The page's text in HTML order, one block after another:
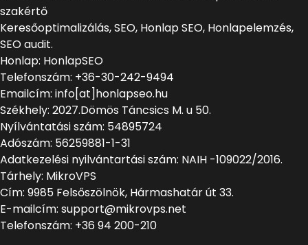
szakértő
Keresőoptimalizálás, SEO, Honlap SEO, Honlapelemzés,
SEO audit.
Honlap: HonlapSEO
Telefonszám: +36-30-242-9494
Emailcím: info[at]honlapseo.hu
Székhely: 2027.Dömös Táncsics M. u 50.
Nyílvántatási szám: 54895724
Adószám: 56259881-1-31
Adatkezelési nyilvántartási szám: NAIH -109022/2016.
Tárhely: MikroVPS
Cím: 9985 Felsőszölnök, Hármashatár út 33.
E-mailcím: support@mikrovps.net
Telefonszám: +36 94 200-210